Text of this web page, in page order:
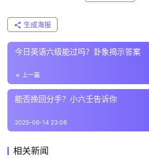
生成海报
今日英语六级能过吗？卦象揭示答案
上一篇
能否挽回分手？小六壬告诉你
2025-06-14 23:06
相关新闻